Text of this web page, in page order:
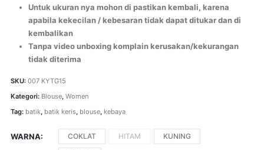
Untuk ukuran nya mohon di pastikan kembali, karena
apabila kekecilan / kebesaran tidak dapat ditukar dan di
kembalikan
Tanpa video unboxing komplain kerusakan/kekurangan
tidak diterima
SKU: 007 KYTG15
Kategori: Blouse, Women
Tag: batik, batik keris, blouse, kebaya
WARNA COKLAT HITAM KUNING